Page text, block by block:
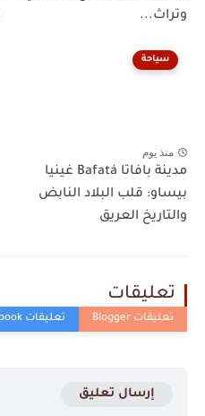
وتراث...
سياحة
منذ يوم
مدينة بافاتا Bafatá غينيا
بيساو: قلب البلاد النابض
والتاريخ العريق
تعليقات
إرسال تعليق